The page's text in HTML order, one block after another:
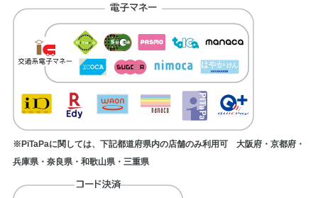
※PiTaPaに関しては、下記都道府県内の店舗のみ利用可 大阪府・京都府・
兵庫県・奈良県・和歌山県・三重県